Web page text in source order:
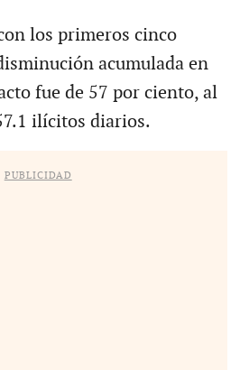
los primeros cinco
acumulada en
fue de 57 por ciento, al
ilícitos diarios.
PUBLICIDAD